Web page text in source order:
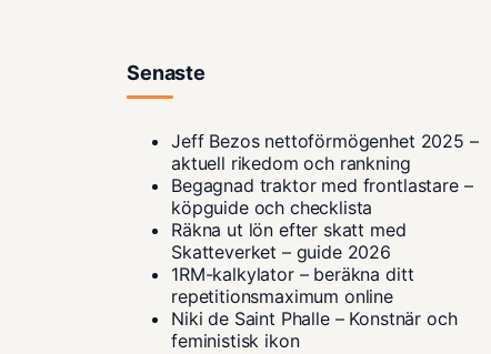
Senaste
Jeff Bezos nettoförmögenhet 2025 –
aktuell rikedom och rankning
Begagnad traktor med frontlastare –
köpguide och checklista
Räkna ut lön efter skatt med
Skatteverket – guide 2026
1RM-kalkylator – beräkna ditt
repetitionsmaximum online
Niki de Saint Phalle – Konstnär och
feministisk ikon